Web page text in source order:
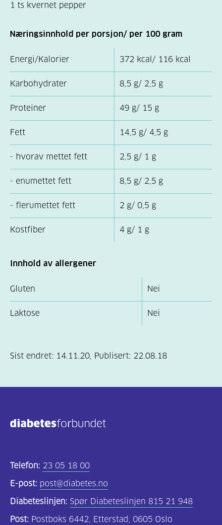
1 ts kvernet pepper
Næringsinnhold per porsjon/ per 100 gram
Energi/Kalorier 372 kcal/ 116 kcal
Karbohydrater 8,5 g/ 2,5 g
Proteiner 49 g/ 15 g
Fett 14,5 g/ 4,5 g
- hvorav mettet fett 2,5 g/ 1 g
- enumettet fett 8,5 g/ 2,5 g
- flerumettet fett 2 g/ 0,5 g
Kostfiber 4 g/ 1 g
Innhold av allergener
Gluten Nei
Laktose Nei
Sist endret: 14.11.20, Publisert: 22.08.18
Telefon: 23 05 18 00
E-post: post@diabetes.no
Diabeteslinjen: Spør Diabeteslinjen 815 21 948
Post: Postboks 6442, Etterstad, 0605 Oslo